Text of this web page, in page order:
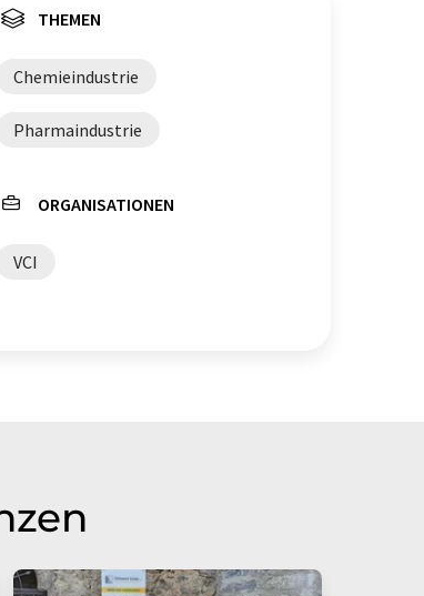
THEMEN
Chemieindustrie
Pharmaindustrie
ORGANISATIONEN
VCI